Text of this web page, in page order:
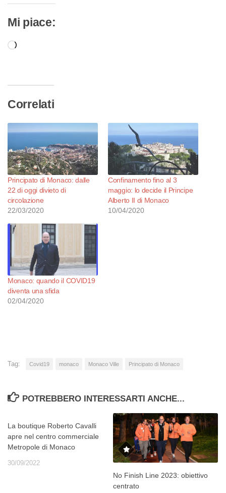
Mi piace:
Caricamento
Correlati
Principato di Monaco: dalle
22 di oggi divieto di
circolazione
22/03/2020
Confinamento fino al 3
maggio: lo decide il Principe
Alberto II di Monaco
10/04/2020
Monaco: quando il COVID19
diventa una sfida
02/04/2020
Tag: Covid19 monaco Monaco Ville Principato di Monaco
POTREBBERO INTERESSARTI ANCHE...
La boutique Roberto Cavalli
apre nel centro commerciale
Metropole di Monaco
30/09/2022
No Finish Line 2023: obiettivo
centrato